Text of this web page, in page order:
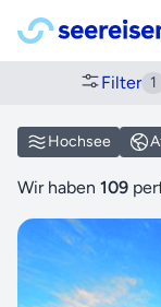
Filter 1
Hochsee
Wir haben 109